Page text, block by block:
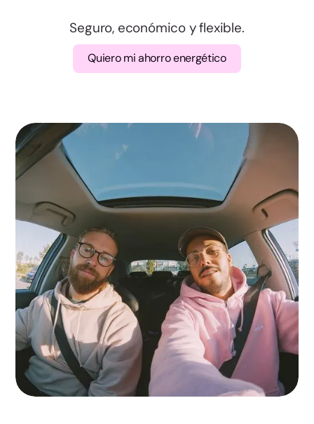
Badajoz
Cáceres
A Coruña
Lugo
Ourense
Pontevedra
Madrid
Murcia
Navarra
Álava
Seguro, económico y flexible.
Quiero mi ahorro energético